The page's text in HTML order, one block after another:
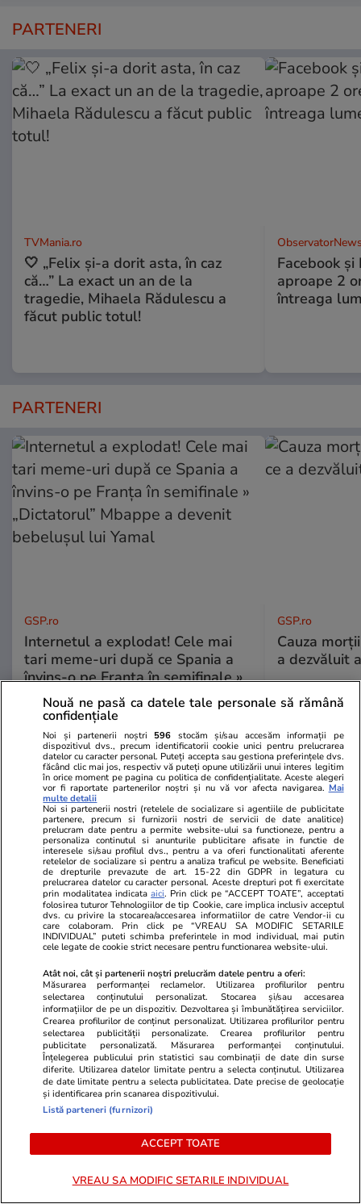
PARTENERI
TVMania.ro
🤍 „Felix și-a dorit asta, în caz
că…” La exact un an de la
tragedie, Mihaela Rădulescu a
făcut public totul!
Facebook
aproape 2
întreaga
PARTENERI
GSP.ro
Internetul a explodat! Cele mai
tari meme-uri după ce Spania a
învins-o pe Franța în semifinale »
„Dictatorul” Mbappe a devenit
bebelușul lui Yamal
GSP.ro
Cauza
a dezvăluit
PARTENERI
Nouă ne pasă ca datele tale personale să rămână
confidențiale
Noi și partenerii noștri 596 stocăm și/sau accesăm informații pe
dispozitivul dvs., precum identificatorii cookie unici pentru prelucrarea
datelor cu caracter personal. Puteți accepta sau gestiona preferințele dvs.
făcând clic mai jos, respectiv vă puteți opune utilizării unui interes legitim
în orice moment pe pagina cu politica de confidențialitate. Aceste alegeri
vor fi raportate partenerilor noștri și nu vă vor afecta navigarea. Mai
multe detalii
Noi si partenerii nostri (retelele de socializare si agentiile de publicitate
partenere, precum si furnizorii nostri de servicii de date analitice)
prelucram date pentru a permite website-ului sa functioneze, pentru a
personaliza continutul si anunturile publicitare afisate in functie de
interesele si/sau profilul dvs., pentru a va oferi functionalitati aferente
retelelor de socializare si pentru a analiza traficul pe website. Beneficiati
de drepturile prevazute de art. 15-22 din GDPR in legatura cu
prelucrarea datelor cu caracter personal. Aceste drepturi pot fi exercitate
prin modalitatea indicataaici. Prin click pe “ACCEPT TOATE”, acceptati
folosirea tuturor Tehnologiilor de tip Cookie, care implica inclusiv acceptul
dvs. cu privire la stocarea/accesarea informatiilor de catre Vendor-ii cu
care colaboram. Prin click pe “VREAU SA MODIFIC SETARILE
INDIVIDUAL” puteti schimba preferintele in mod individual, mai putin
cele legate de cookie strict necesare pentru functionarea website-ului.
Atât noi, cât și partenerii noștri prelucrăm datele pentru a oferi:
Măsurarea performanței reclamelor. Utilizarea profilurilor pentru
selectarea conținutului personalizat. Stocarea și/sau accesarea
informațiilor de pe un dispozitiv. Dezvoltarea și îmbunătățirea serviciilor.
Crearea profilurilor de conținut personalizat. Utilizarea profilurilor pentru
selectarea publicității personalizate. Crearea profilurilor pentru
publicitate personalizată. Măsurarea performanței conținutului.
Înțelegerea publicului prin statistici sau combinații de date din surse
diferite. Utilizarea datelor limitate pentru a selecta conținutul. Utilizarea
de date limitate pentru a selecta publicitatea. Date precise de geolocație
și identificarea prin scanarea dispozitivului.
Listă parteneri (furnizori)
ACCEPT TOATE
VREAU SA MODIFIC SETARILE INDIVIDUAL